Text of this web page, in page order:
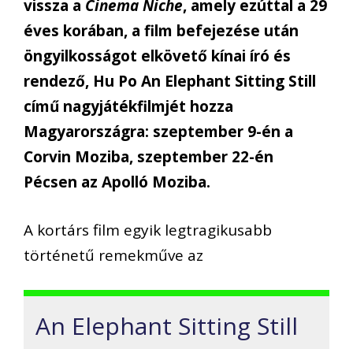
vissza a Cinema Niche, amely ezúttal a 29
éves korában, a film befejezése után
öngyilkosságot elkövető kínai író és
rendező, Hu Po An Elephant Sitting Still
című nagyjátékfilmjét hozza
Magyarországra: szeptember 9-én a
Corvin Moziba, szeptember 22-én
Pécsen az Apolló Moziba.
A kortárs film egyik legtragikusabb
történetű remekműve az
An Elephant Sitting Still